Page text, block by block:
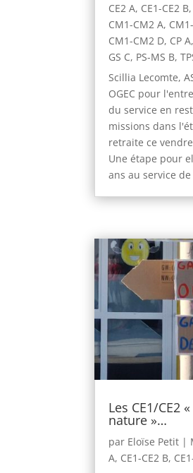
CE2 A, CE1-CE2 B,
CM1-CM2 A,
CM1-CM2 D, CP A,
GS C, PS-MS B,
Scillia Lecomte,
OGEC pour
du service en
missions dans
retraite ce
Une étape pour
ans au service
Les CE1/CE2
nature »…
par Eloïse Petit |
A, CE1-CE2 B,